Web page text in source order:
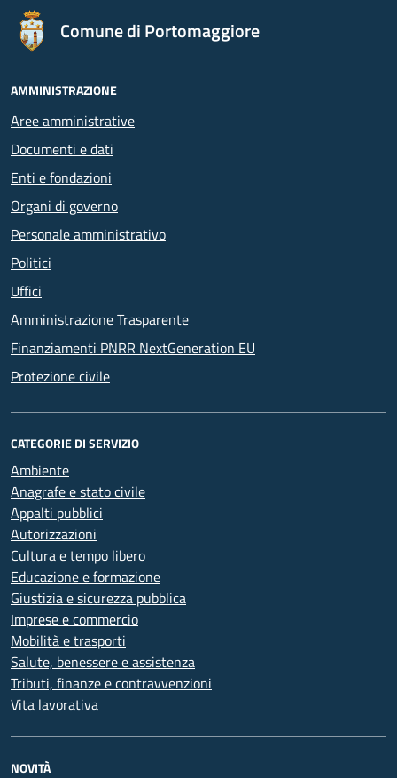
Comune di Portomaggiore
AMMINISTRAZIONE
Aree amministrative
Documenti e dati
Enti e fondazioni
Organi di governo
Personale amministrativo
Politici
Uffici
Amministrazione Trasparente
Finanziamenti PNRR NextGeneration EU
Protezione civile
CATEGORIE DI SERVIZIO
Ambiente
Anagrafe e stato civile
Appalti pubblici
Autorizzazioni
Cultura e tempo libero
Educazione e formazione
Giustizia e sicurezza pubblica
Imprese e commercio
Mobilità e trasporti
Salute, benessere e assistenza
Tributi, finanze e contravvenzioni
Vita lavorativa
NOVITÀ